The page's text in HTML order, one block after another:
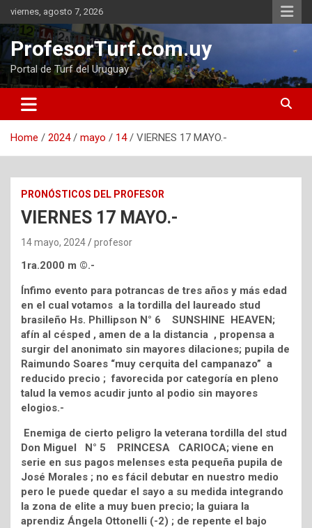
Skip
to
content
viernes, agosto 7, 2026
ProfesorTurf.com.uy
Portal de Turf del Uruguay
Home 2024 mayo 14 VIERNES 17 MAYO.-
PRONÓSTICOS DEL PROFESOR
VIERNES 17 MAYO.-
14 mayo, 2024 profesor
1ra.2000 m ©.-
Ínfimo evento para potrancas de tres años y más edad
en el cual votamos a la tordilla del laureado stud
brasileño Hs. Phillipson N° 6 SUNSHINE HEAVEN;
afín al césped , amen de a la distancia , propensa a
surgir del anonimato sin mayores dilaciones; pupila de
Raimundo Soares “muy cerquita del campanazo” a
reducido precio ; favorecida por categoría en pleno
talud la vemos acudir junto al podio sin mayores
elogios.-
Enemiga de cierto peligro la veterana tordilla del stud
Don Miguel N° 5 PRINCESA CARIOCA; viene en
serie en sus pagos melenses esta pequeña pupila de
José Morales ; no es fácil debutar en nuestro medio
pero le puede quedar el sayo a su medida integrando
la zona de elite a muy buen precio; la guiara la
aprendiz Ángela Ottonelli (-2) ; de repente el bajo